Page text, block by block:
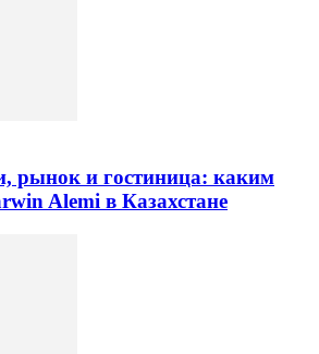
рынок и гостиница: каким
Alemi в Казахстане